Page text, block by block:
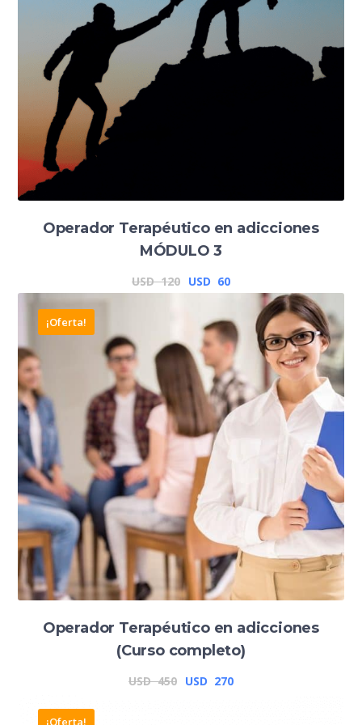
Operador Terapéutico en adicciones
MÓDULO 3
USD120 El
original
era:
USD
120.
USD 60El
precio
actual
es:
USD
60.
¡Oferta!
Operador Terapéutico en adicciones
(Curso completo)
USD450 El
USD 270El
¡Oferta!